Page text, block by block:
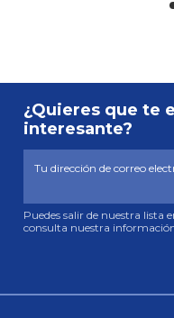
¿Quieres que te
interesante?
Puedes salir de nuestra lista
consulta nuestra